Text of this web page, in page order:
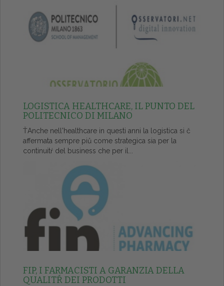
LOGISTICA HEALTHCARE, IL PUNTO DEL
POLITECNICO DI MILANO
ŤAnche nell'healthcare in questi anni la logistica si č
affermata sempre piů come strategica sia per la
continuitŕ del business che per il...
FIP, I FARMACISTI A GARANZIA DELLA
QUALITŔ DEI PRODOTTI